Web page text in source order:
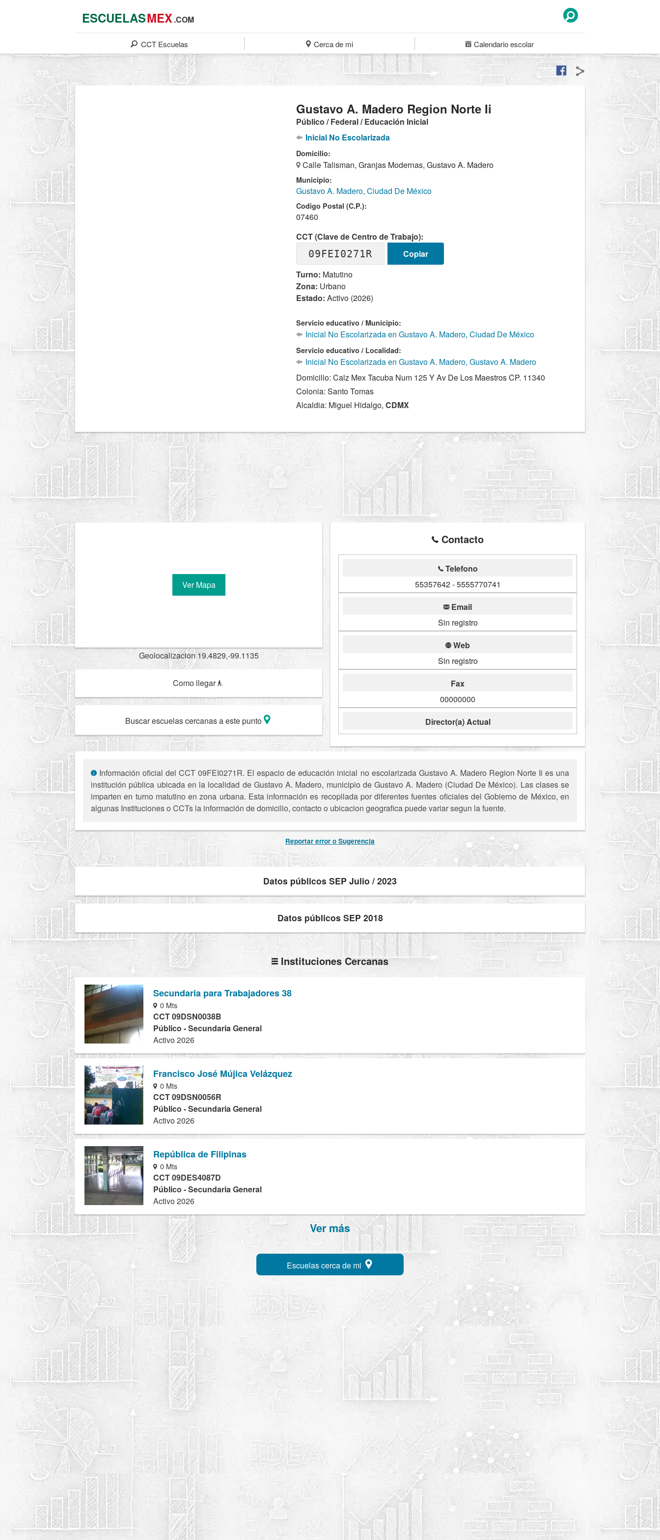
ESCUELASMEX.COM
CCT Escuelas Cerca de mi Calendarioescolar
Gustavo A. Madero Region Norte Ii
Público / Federal / Educación Inicial
Inicial No Escolarizada
Domicilio:
Calle Talisman, Granjas Modernas, Gustavo A. Madero
Municipio:
Gustavo A. Madero, Ciudad De México
Codigo Postal (C.P.):
07460
CCT (Clave de Centro de Trabajo):
09FEI0271R
Copiar
Turno: Matutino
Zona: Urbano
Estado: Activo (2026)
Servicio educativo / Municipio:
Inicial No Escolarizada en Gustavo A. Madero, Ciudad De México
Servicio educativo / Localidad:
Inicial No Escolarizada en Gustavo A. Madero, Gustavo A. Madero
Domicilio: Calz Mex Tacuba Num 125 Y Av De Los Maestros CP. 11340
Colonia: Santo Tomas
Alcaldia: Miguel Hidalgo,CDMX
Ver Mapa
Geolocalizacion 19.4829,-99.1135
Como llegar
Buscar escuelas cercanas a este punto
Contacto
Telefono
55357642 - 5555770741
Email
Sin registro
Web
Sin registro
Fax
00000000
Director(a) Actual
Información oficial del CCT 09FEI0271R. El espacio de educación inicial no escolarizada Gustavo A. Madero Region Norte Ii es una
institución pública ubicada en la localidad de Gustavo A. Madero, municipio de Gustavo A. Madero (Ciudad De México). Las clases se
imparten en turno matutino en zona urbana. Esta información es recopilada por diferentes fuentes oficiales del Gobierno de México, en
algunas Instituciones o CCTs la información de domicilio, contacto o ubicacion geografica puede variar segun la fuente.
Reportar error o Sugerencia
Datos públicos SEP Julio / 2023
Datos públicos SEP 2018
Instituciones Cercanas
Secundaria para Trabajadores 38
0 Mts
CCT 09DSN0038B
Público - Secundaria General
Activo 2026
Francisco José Mújica Velázquez
0 Mts
CCT 09DSN0056R
Público - Secundaria General
Activo 2026
República de Filipinas
0 Mts
CCT 09DES4087D
Público - Secundaria General
Activo 2026
Ver más
Escuelas cerca de mi